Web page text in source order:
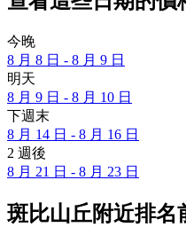
今晚
8 月 8 日 - 8 月 9 日
明天
8 月 9 日 - 8 月 10 日
下週末
8 月 14 日 - 8 月 16 日
2 週後
8 月 21 日 - 8 月 23 日
斑比山丘附近排名